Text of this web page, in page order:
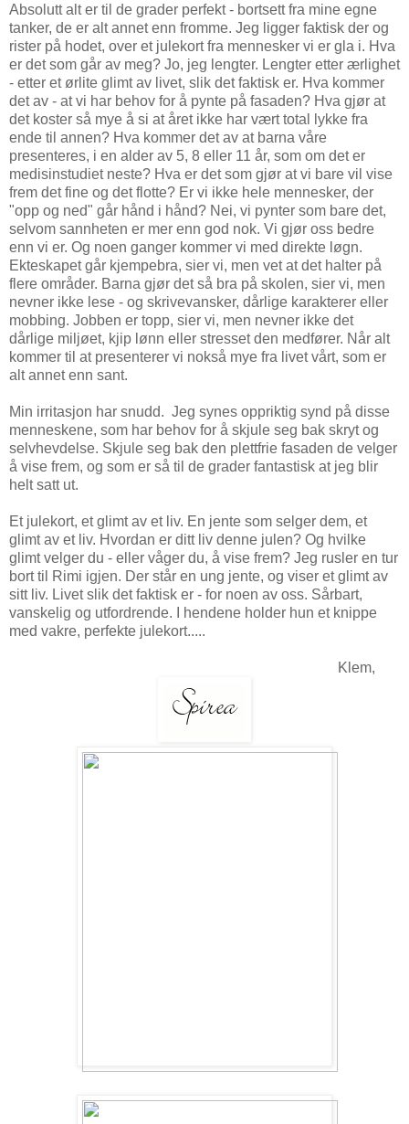
Absolutt alt er til de grader perfekt - bortsett fra mine egne
tanker, de er alt annet enn fromme. Jeg ligger faktisk der og
rister på hodet, over et julekort fra mennesker vi er gla i. Hva
er det som går av meg? Jo, jeg lengter. Lengter etter ærlighet
- etter et ørlite glimt av livet, slik det faktisk er. Hva kommer
det av - at vi har behov for å pynte på fasaden? Hva gjør at
det koster så mye å si at året ikke har vært total lykke fra
ende til annen? Hva kommer det av at barna våre
presenteres, i en alder av 5, 8 eller 11 år, som om det er
medisinstudiet neste? Hva er det som gjør at vi bare vil vise
frem det fine og det flotte? Er vi ikke hele mennesker, der
"opp og ned" går hånd i hånd? Nei, vi pynter som bare det,
selvom sannheten er mer enn god nok. Vi gjør oss bedre
enn vi er. Og noen ganger kommer vi med direkte løgn.
Ekteskapet går kjempebra, sier vi, men vet at det halter på
flere områder. Barna gjør det så bra på skolen, sier vi, men
nevner ikke lese - og skrivevansker, dårlige karakterer eller
mobbing. Jobben er topp, sier vi, men nevner ikke det
dårlige miljøet, kjip lønn eller stresset den medfører. Når alt
kommer til at presenterer vi nokså mye fra livet vårt, som er
alt annet enn sant.
Min irritasjon har snudd. Jeg synes oppriktig synd på disse
menneskene, som har behov for å skjule seg bak skryt og
selvhevdelse. Skjule seg bak den plettfrie fasaden de velger
å vise frem, og som er så til de grader fantastisk at jeg blir
helt satt ut.
Et julekort, et glimt av et liv. En jente som selger dem, et
glimt av et liv. Hvordan er ditt liv denne julen? Og hvilke
glimt velger du - eller våger du, å vise frem? Jeg rusler en tur
bort til Rimi igjen. Der står en ung jente, og viser et glimt av
sitt liv. Livet slik det faktisk er - for noen av oss. Sårbart,
vanskelig og utfordrende. I hendene holder hun et knippe
med vakre, perfekte julekort.....
Klem,